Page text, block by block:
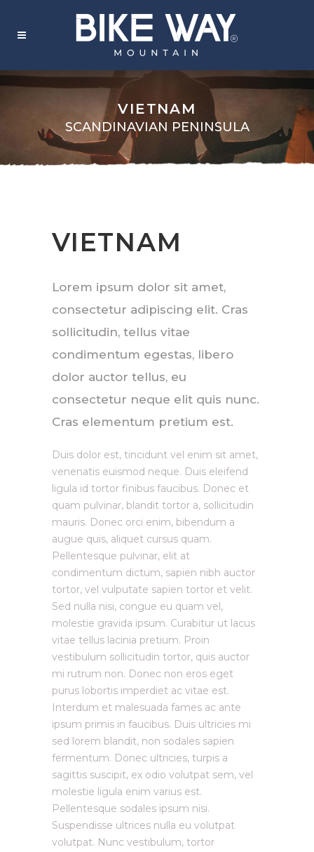
VIETNAM
SCANDINAVIAN PENINSULA
VIETNAM
Lorem ipsum dolor sit amet,
consectetur adipiscing elit. Cras
sollicitudin, tellus vitae
condimentum egestas, libero
dolor auctor tellus, eu
consectetur neque elit quis nunc.
Cras elementum pretium est.
Duis dolor est, tincidunt vel enim sit amet,
venenatis euismod neque. Duis eleifend
ligula id tortor finibus faucibus. Donec et
quam pulvinar, blandit tortor a, sollicitudin
mauris. Donec orci enim, bibendum a
augue quis, aliquet cursus quam.
Pellentesque pulvinar, elit at
condimentum dictum, sapien nibh auctor
tortor, vel vulputate sapien tortor et velit.
Sed nulla nisi, congue eu quam vel,
molestie gravida ipsum. Curabitur ut lacus
vitae tellus lacinia pretium. Proin
vestibulum sollicitudin tortor, quis auctor
mi rutrum non. Donec non eros eget
purus lobortis imperdiet ac vitae est.
Interdum et malesuada fames ac ante
ipsum primis in faucibus. Duis ultricies mi
sed lorem blandit, non sodales sapien
fermentum. Donec ultricies, turpis a
sagittis suscipit, ex odio volutpat sem, vel
molestie ligula enim varius est.
Pellentesque sodales ipsum nisi.
Suspendisse ultrices nulla eu volutpat
volutpat. Nunc vestibulum, tortor